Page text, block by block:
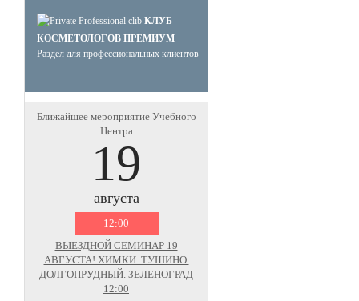
КЛУБ
КОСМЕТОЛОГОВ ПРЕМИУМ
Раздел для профессиональных клиентов
Ближайшее мероприятие Учебного
Центра
19
августа
12:00
ВЫЕЗДНОЙ СЕМИНАР 19
АВГУСТА! ХИМКИ. ТУШИНО.
ДОЛГОПРУДНЫЙ. ЗЕЛЕНОГРАД
12:00